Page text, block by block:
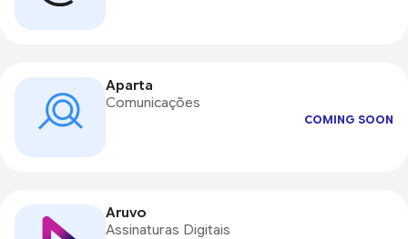
Aparta
Comunicações
COMING SOON
Aruvo
Assinaturas Digitais